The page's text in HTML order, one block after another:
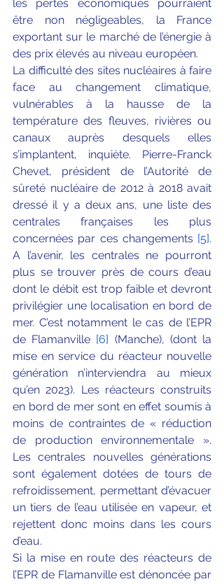
les pertes économiques pourraient
être non négligeables, la France
exportant sur le marché de l’énergie à
des prix élevés au niveau européen.
La difficulté des sites nucléaires à faire
face au changement climatique,
vulnérables à la hausse de la
température des fleuves, rivières ou
canaux auprès desquels elles
s’implantent, inquiète. Pierre-Franck
Chevet, président de l’Autorité de
sûreté nucléaire de 2012 à 2018 avait
dressé il y a deux ans, une liste des
centrales françaises les plus
concernées par ces changements [5].
A l’avenir, les centrales ne pourront
plus se trouver près de cours d’eau
dont le débit est trop faible et devront
privilégier une localisation en bord de
mer. C’est notamment le cas de l’EPR
de Flamanville [6] (Manche), (dont la
mise en service du réacteur nouvelle
génération n’interviendra au mieux
qu’en 2023). Les réacteurs construits
en bord de mer sont en effet soumis à
moins de contraintes de « réduction
de production environnementale ».
Les centrales nouvelles générations
sont également dotées de tours de
refroidissement, permettant d’évacuer
un tiers de l’eau utilisée en vapeur, et
rejettent donc moins dans les cours
d’eau.
Si la mise en route des réacteurs de
l’EPR de Flamanville est dénoncée par